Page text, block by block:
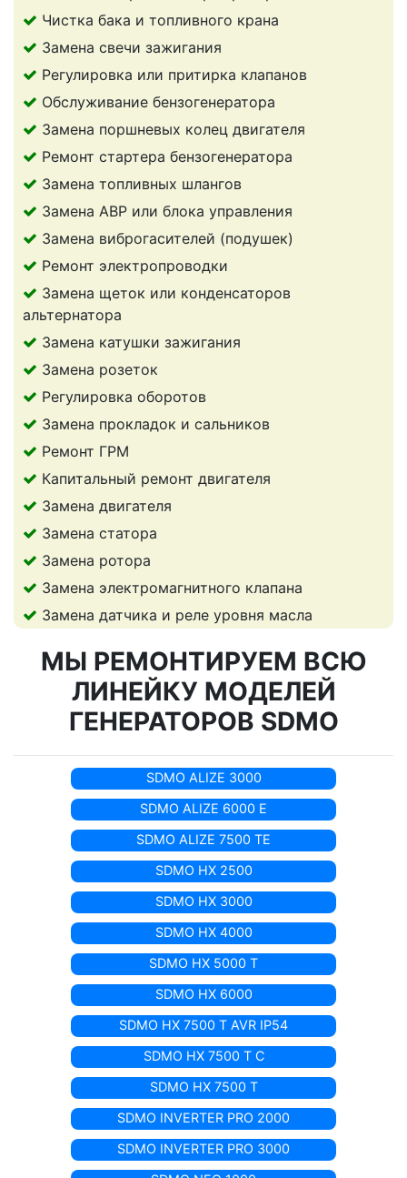
Чистка бака и топливного крана
Замена свечи зажигания
Регулировка или притирка клапанов
Обслуживание бензогенератора
Замена поршневых колец двигателя
Ремонт стартера бензогенератора
Замена топливных шлангов
Замена АВР или блока управления
Замена виброгасителей (подушек)
Ремонт электропроводки
Замена щеток или конденсаторов
альтернатора
Замена катушки зажигания
Замена розеток
Регулировка оборотов
Замена прокладок и сальников
Ремонт ГРМ
Капитальный ремонт двигателя
Замена двигателя
Замена статора
Замена ротора
Замена электромагнитного клапана
Замена датчика и реле уровня масла
МЫ РЕМОНТИРУЕМ ВСЮ
ЛИНЕЙКУ МОДЕЛЕЙ
ГЕНЕРАТОРОВ SDMO
SDMO ALIZE 3000
SDMO ALIZE 6000 E
SDMO ALIZE 7500 TE
SDMO HX 2500
SDMO HX 3000
SDMO HX 4000
SDMO HX 5000 T
SDMO HX 6000
SDMO HX 7500 T AVR IP54
SDMO HX 7500 T C
SDMO HX 7500 T
SDMO INVERTER PRO 2000
SDMO INVERTER PRO 3000